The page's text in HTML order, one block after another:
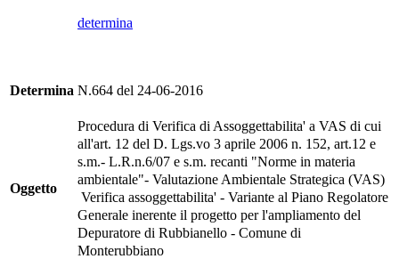
determina
Determina N.664 del 24-06-2016
Oggetto
Procedura di Verifica di Assoggettabilita' a VAS di cui
all'art. 12 del D. Lgs.vo 3 aprile 2006 n. 152, art.12 e
s.m.- L.R.n.6/07 e s.m. recanti "Norme in materia
ambientale"- Valutazione Ambientale Strategica (VAS)
Verifica assoggettabilita' - Variante al Piano Regolatore
Generale inerente il progetto per l'ampliamento del
Depuratore di Rubbianello - Comune di
Monterubbiano